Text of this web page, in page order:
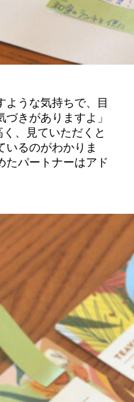
ような気持ちで、目
きがありますよ」
、見ていただくと
いるのがわかりま
たパートナーはアド